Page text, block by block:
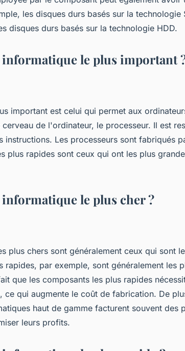
les disques durs basés sur la technologie
disques durs basés sur la technologie HDD.
informatique le plus important
important est celui qui permet aux
de l'ordinateur, le processeur. Il est
instructions. Les processeurs sont fabriqués
plus rapides sont ceux qui ont les plus
le plus cher ?
plus chers sont généralement ceux qui sont
rapides, par exemple, sont généralement les
que les composants les plus rapides
ce qui augmente le coût de fabrication. De
haut de gamme facturent souvent des
leurs profits.